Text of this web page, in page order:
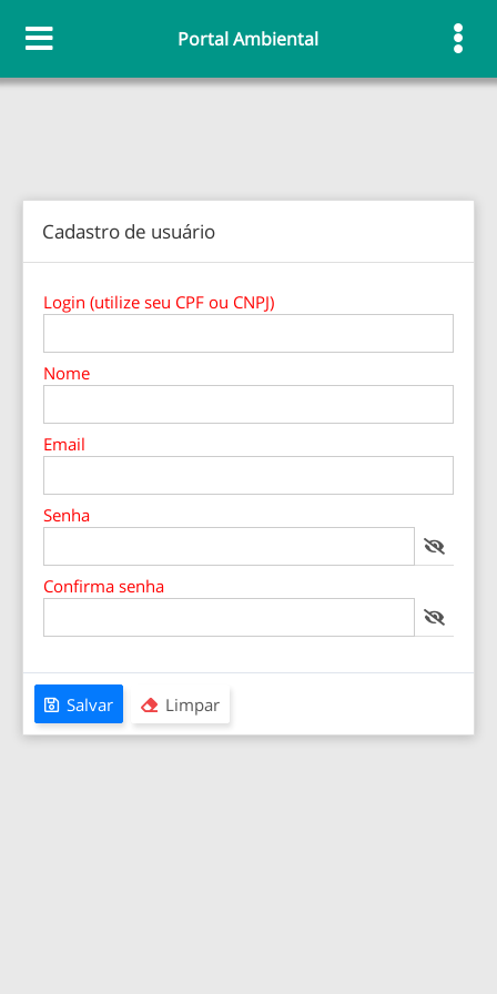
Portal Ambiental
Cadastro de usuário
Login (utilize seu CPF ou CNPJ)
Nome
Email
Senha
Confirma senha
Salvar Limpar